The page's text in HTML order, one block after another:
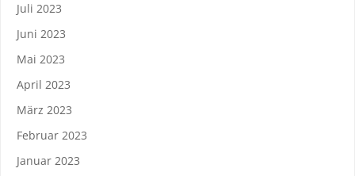
Juli 2023
Juni 2023
Mai 2023
April 2023
März 2023
Februar 2023
Januar 2023